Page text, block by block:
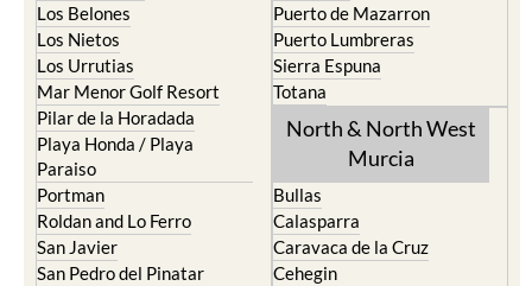
Los Belones
Los Nietos
Los Urrutias
Mar Menor Golf Resort
Pilar de la Horadada
Playa Honda / Playa
Paraiso
Portman
Roldan and Lo Ferro
San Javier
San Pedro del Pinatar
Puerto de Mazarron
Puerto Lumbreras
Sierra Espuna
Totana
North & North West
Murcia
Bullas
Calasparra
Caravaca de la Cruz
Cehegin